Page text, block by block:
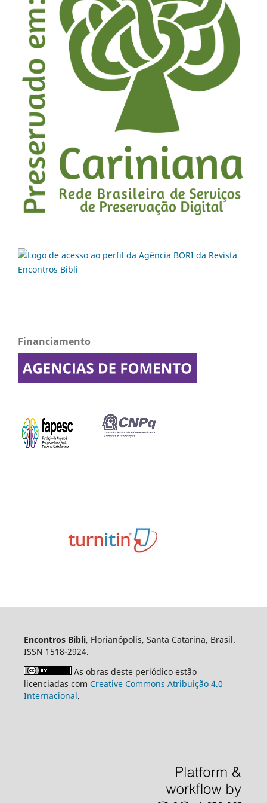
Financiamento
Encontros Bibli, Florianópolis, Santa Catarina, Brasil.
ISSN 1518-2924.
As obras deste periódico estão
licenciadas com Creative Commons Atribuição 4.0
Internacional.